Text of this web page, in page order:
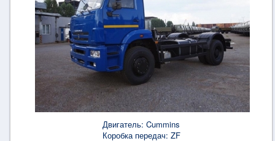
Двигатель: Cummins
Коробка передач: ZF